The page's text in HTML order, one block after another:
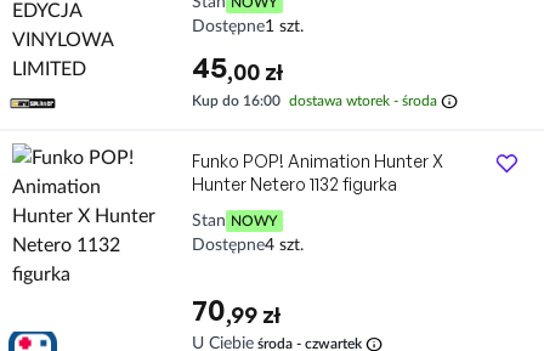
Dostępne1 szt.
45,00 zł
Kup do 16:00 dostawa wtorek - środa info
Funko POP! Animation Hunter X
Hunter Netero 1132 figurka
Stan NOWY
Dostępne4 szt.
70,99 zł
U Ciebie środa - czwartek info